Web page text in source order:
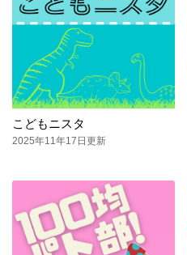
こどもニスタ
2025年11年17日更新